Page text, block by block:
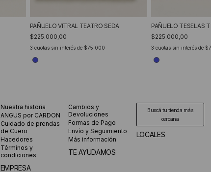
PAÑUELO VITRAL TEATRO SEDA
$225.000,00
3 cuotas sin interés de $75.000
PAÑUELO TESELAS
$225.000,00
3 cuotas sin interés de
Nuestra historia
ANGUS por CARDON
Cuidado de prendas
de Cuero
Hacedores
Términos y
condiciones
EMPRESA
Cambios y
Devoluciones
Formas de Pago
Envío y Seguimiento
Más información
TE AYUDAMOS
Buscá tu tienda más
cercana
LOCALES